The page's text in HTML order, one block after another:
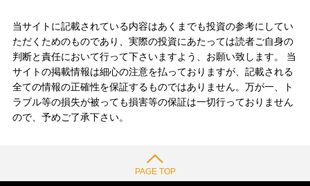
当サイトに記載されている内容はあくまでも投資の参考にしてい
ただくためのものであり、実際の投資にあたっては読者ご自身の
判断と責任において行って下さいますよう、お願い致します。 当
サイトの掲載情報は細心の注意を払っておりますが、記載される
全ての情報の正確性を保証するものではありません。万が一、ト
ラブル等の損失が被っても損害等の保証は一切行っておりません
ので、予めご了承下さい。
PAGE TOP